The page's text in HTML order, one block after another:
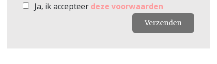
Ja, ik accepteer deze voorwaarden
Verzenden